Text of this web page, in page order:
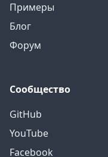
Примеры
Блог
Форум
Сообщество
GitHub
YouTube
Facebook